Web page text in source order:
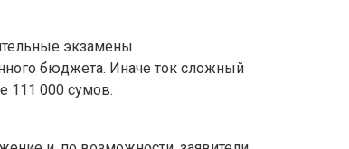
экзамены
бюджета. Иначе ток сложный
111 000 сумов.